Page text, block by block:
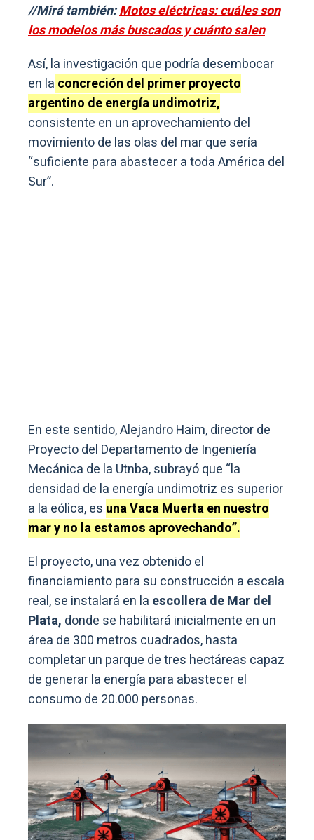
//Mirá también:Motos eléctricas: cuáles son
los modelos más buscados y cuánto salen
Así, la investigación que podría desembocar
en la concreción del primer proyecto
argentino de energía undimotriz,
consistente en un aprovechamiento del
movimiento de las olas del mar que sería
“suficiente para abastecer a toda América del
Sur”.
En este sentido, Alejandro Haim, director de
Proyecto del Departamento de Ingeniería
Mecánica de la Utnba, subrayó que “la
densidad de la energía undimotriz es superior
a la eólica, es una Vaca Muerta en nuestro
mar y no la estamos aprovechando”.
El proyecto, una vez obtenido el
financiamiento para su construcción a escala
real, se instalará en la escollera de Mar del
Plata, donde se habilitará inicialmente en un
área de 300 metros cuadrados, hasta
completar un parque de tres hectáreas capaz
de generar la energía para abastecer el
consumo de 20.000 personas.